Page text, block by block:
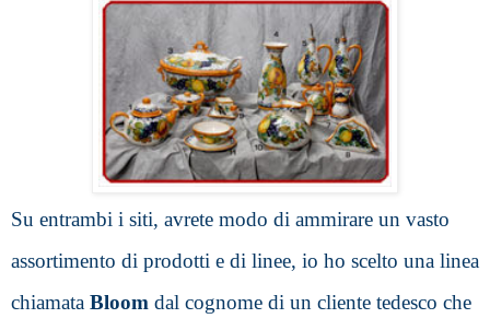
Su entrambi i siti, avrete modo di ammirare un vasto
assortimento di prodotti e di linee, io ho scelto una linea
chiamata Bloom dal cognome di un cliente tedesco che